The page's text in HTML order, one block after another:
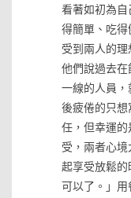
看著如初為
得簡單、吃
受到兩人的
他們說過去
一線的人員
後疲倦的只
任，但幸運
受，兩者心
起享受放鬆
可以了。」用